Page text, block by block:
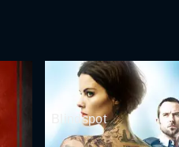
Blindspot